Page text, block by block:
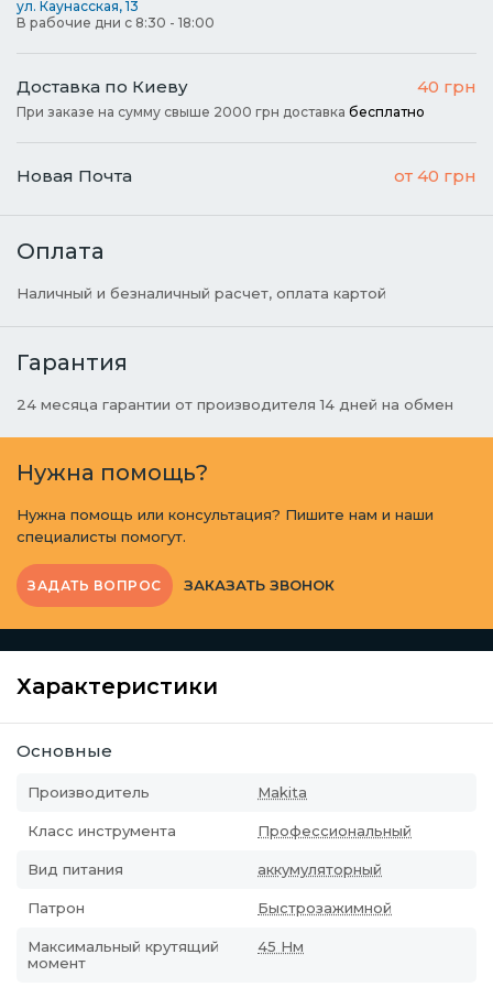
ул. Каунасская, 13
В рабочие дни с 8:30 - 18:00
Доставка по Киеву 40 грн
При заказе на сумму свыше 2000 грн доставка бесплатно
Новая Почта от 40 грн
Оплата
Наличный и безналичный расчет, оплата картой
Гарантия
24 месяца гарантии от производителя 14 дней на обмен
Нужна помощь?
Нужна помощь или консультация? Пишите нам и наши
специалисты помогут.
ЗАДАТЬ ВОПРОС ЗАКАЗАТЬ ЗВОНОК
Характеристики
Основные
Производитель Makita
Класс инструмента Профессиональный
Вид питания аккумуляторный
Патрон Быстрозажимной
Максимальный крутящий
момент
45 Нм